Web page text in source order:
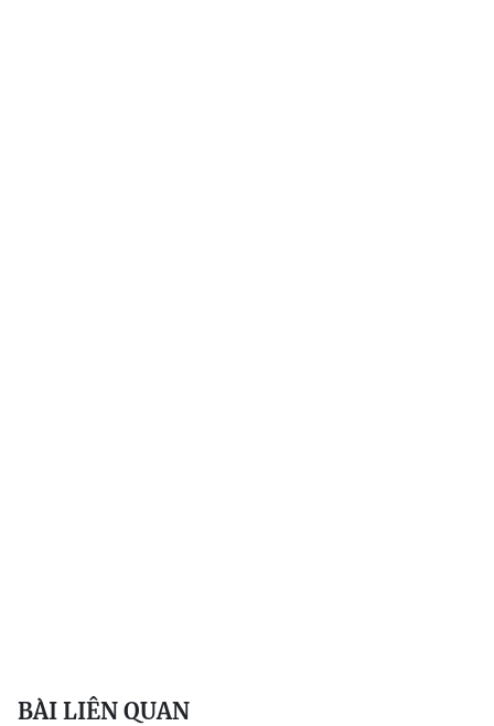
BÀI LIÊN QUAN